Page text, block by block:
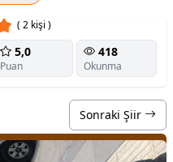
( 2 kişi )
5,0
Puan
418
Okunma
Sonraki Şiir